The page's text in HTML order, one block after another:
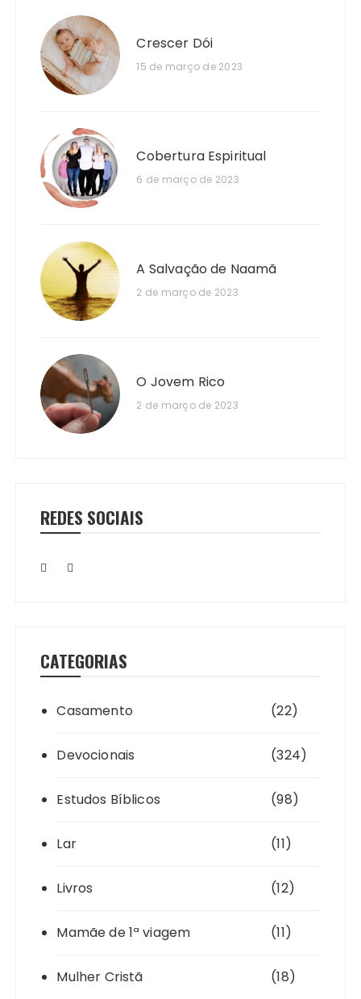
Crescer Dói
15 de março de 2023
Cobertura Espiritual
6 de março de 2023
A Salvação de Naamã
2 de março de 2023
O Jovem Rico
2 de março de 2023
REDES SOCIAIS
CATEGORIAS
Casamento (22)
Devocionais (324)
Estudos Bíblicos (98)
Lar (11)
Livros (12)
Mamãe de 1ª viagem (11)
Mulher Cristã (18)